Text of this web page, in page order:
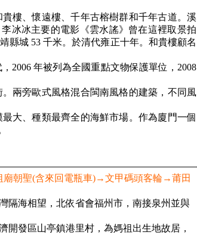
樓、懷遠樓、千年古榕樹群和千年古道。溪
冰冰主要的電影《雲水謠》曾在這裡取景拍
縣城 53 千米。於清代雍正十年。和貴樓顧名
2006 年被列為全國重點文物保護單位，2008
兩旁歐式風格混合閩南風格的建築，不同風
大、種類最齊全的海鮮市場。作為廈門一個
朝聖(含來回電瓶車)→文甲碼頭客輪→莆田
隔海相望，北依省會福州市，南接泉州並與
發區山亭鎮港里村，為媽祖出生地故居，